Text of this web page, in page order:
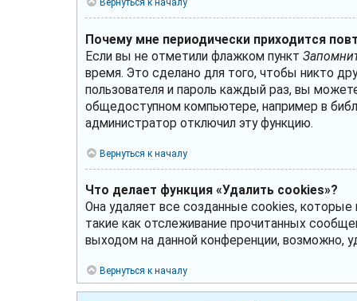
Вернуться к началу
Почему мне периодически приходится
Если вы не отметили флажком пункт
время. Это сделано для того, чтобы никто
пользователя и пароль каждый раз, вы
общедоступном компьютере, например в
администратор отключил эту функцию.
Вернуться к началу
Что делает функция «Удалить cookies»?
Она удаляет все созданные cookies, которые
такие как отслеживание прочитанных
выходом на данной конференции, возможно,
Вернуться к началу